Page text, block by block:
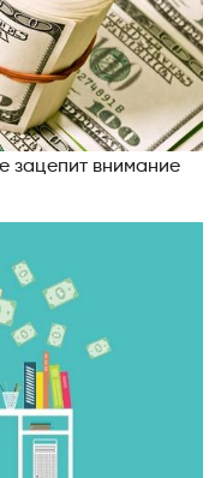
зацепит внимание